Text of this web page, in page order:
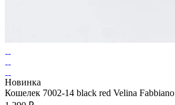
Новинка
Кошелек 7002-14 black red Velina Fabbiano